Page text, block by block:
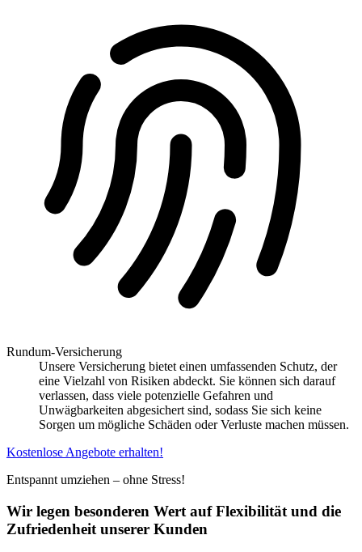
Rundum-Versicherung
Unsere Versicherung bietet einen umfassenden Schutz, der
eine Vielzahl von Risiken abdeckt. Sie können sich darauf
verlassen, dass viele potenzielle Gefahren und
Unwägbarkeiten abgesichert sind, sodass Sie sich keine
Sorgen um mögliche Schäden oder Verluste machen müssen.
Kostenlose Angebote erhalten!
Entspannt umziehen – ohne Stress!
Wir legen besonderen Wert auf Flexibilität und die
Zufriedenheit unserer Kunden